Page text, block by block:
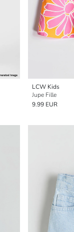
LCW Kids
Jupe Fille
9.99 EUR